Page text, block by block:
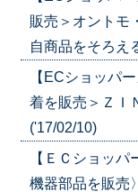
販売＞オントモ
自商品をそろえ
【ECショッパ
着を販売＞ＺＩ
('17/02/10)
【ＥＣショッ
機器部品を販売